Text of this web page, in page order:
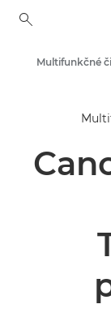
Riešenia a
Podnikové